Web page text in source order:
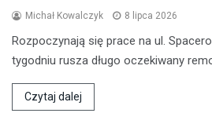
Michał Kowalczyk 8 lipca 2026
Rozpoczynają się prace na ul.
tygodniu rusza długo oczekiwany
Czytaj dalej